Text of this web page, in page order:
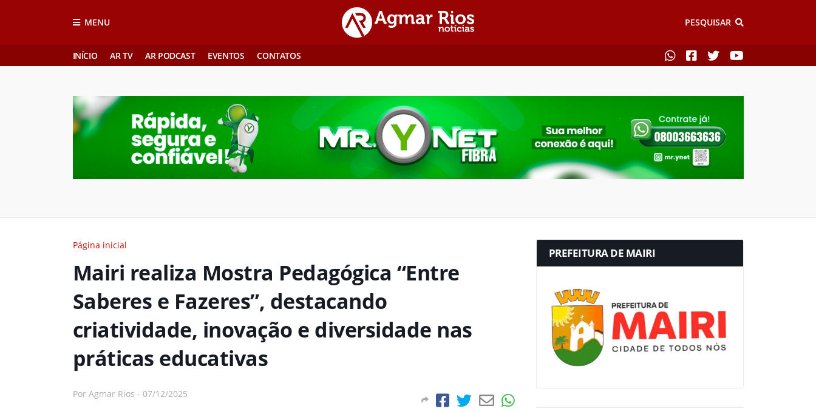
MENU PESQUISAR
INÍCIO AR TV AR PODCAST EVENTOS CONTATOS
Página inicial
Mairi realiza Mostra Pedagógica “Entre
Saberes e Fazeres”, destacando
criatividade, inovação e diversidade nas
práticas educativas
Por Agmar Rios - 07/12/2025
PREFEITURA DE MAIRI